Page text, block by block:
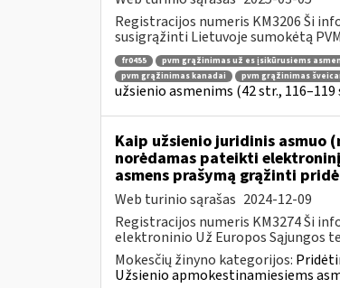
Registracijos numeris KM3206 Ši
susigrąžinti Lietuvoje sumokėtą
fr0455 pvm grąžinimas už es įsikūrusiems
pvm grąžinimas kanadai
pvm grąžinimas
užsienio asmenims (42 str.,
Kaip užsienio juridinis asmuo
norėdamas pateikti
asmens prašymą grąžinti
Web turinio sąrašas 2024-12-09
Registracijos numeris KM3274 Ši
elektroninio Už Europos Sąjungos
Mokesčių žinyno kategorijos:
Užsienio apmokestinamiesiems